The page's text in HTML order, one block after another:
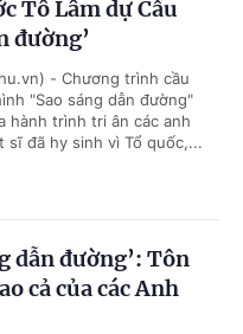
Tô Lâm dự Cầu
đường’
- Chương trình cầu
"Sao sáng dẫn đường"
hành trình tri ân các anh
sĩ đã hy sinh vì Tổ quốc,...
dẫn đường’: Tôn
cả của các Anh